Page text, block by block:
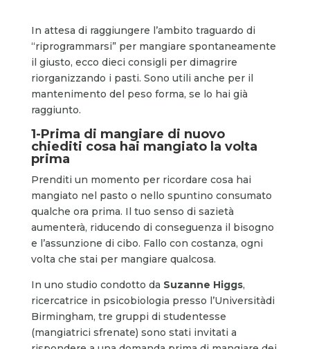
In attesa di raggiungere l’ambito traguardo di
“riprogrammarsi” per mangiare spontaneamente
il giusto, ecco dieci consigli per dimagrire
riorganizzando i pasti. Sono utili anche per il
mantenimento del peso forma, se lo hai già
raggiunto.
1-Prima di mangiare di nuovo
chiediti cosa hai mangiato la volta
prima
Prenditi un momento per ricordare cosa hai
mangiato nel pasto o nello spuntino consumato
qualche ora prima. Il tuo senso di sazietà
aumenterà, riducendo di conseguenza il bisogno
e l’assunzione di cibo. Fallo con costanza, ogni
volta che stai per mangiare qualcosa.
In uno studio condotto da Suzanne Higgs,
ricercatrice in psicobiologia presso l’Universitàdi
Birmingham, tre gruppi di studentesse
(mangiatrici sfrenate) sono stati invitati a